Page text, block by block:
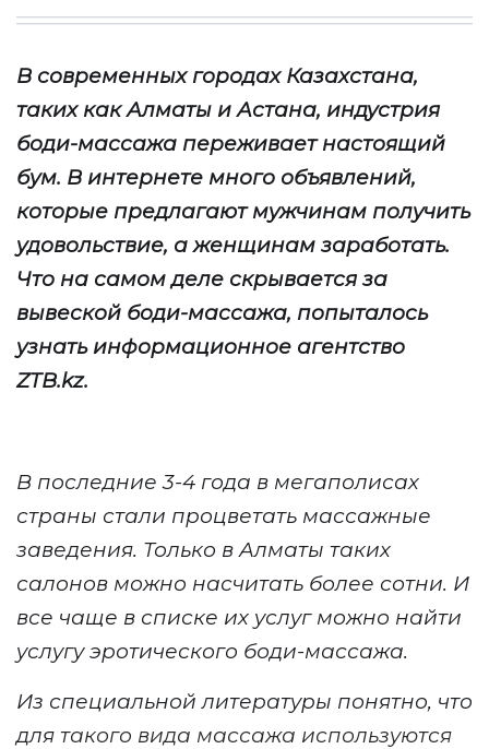
В современных городах Казахстана,
таких как Алматы и Астана, индустрия
боди-массажа переживает настоящий
бум. В интернете много объявлений,
которые предлагают мужчинам получить
удовольствие, а женщинам заработать.
Что на самом деле скрывается за
вывеской боди-массажа, попыталось
узнать информационное агентство
ZTB.kz.
В последние 3-4 года в мегаполисах
страны стали процветать массажные
заведения. Только в Алматы таких
салонов можно насчитать более сотни. И
все чаще в списке их услуг можно найти
услугу эротического боди-массажа.
Из специальной литературы понятно, что
для такого вида массажа используются